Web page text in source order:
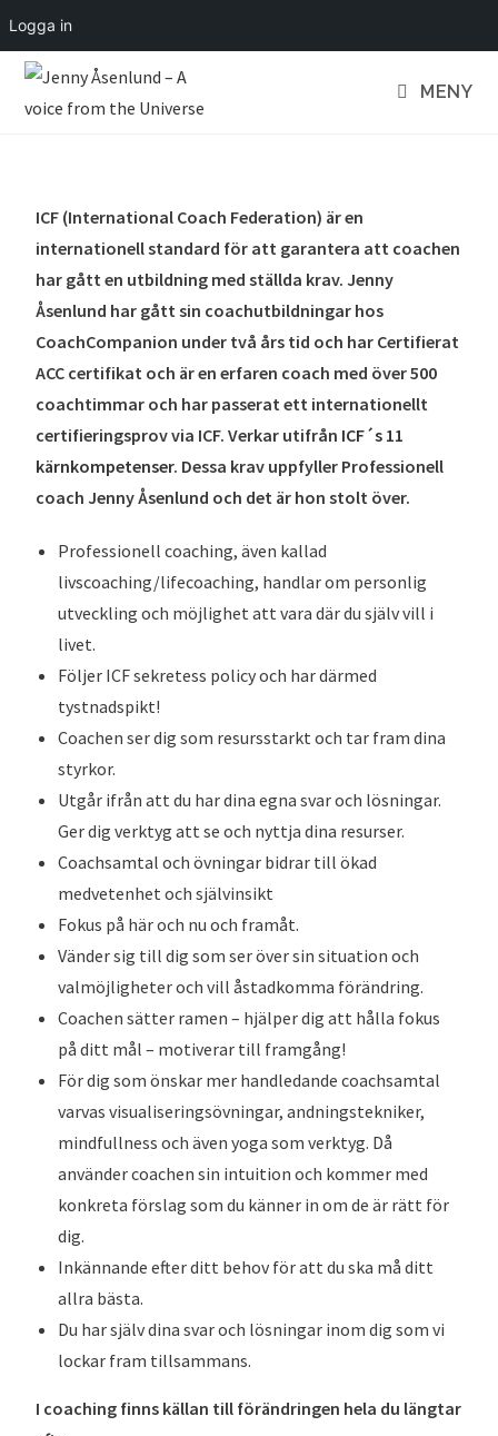
Logga in
MENY
ICF (International Coach Federation) är en
internationell standard för att garantera att coachen
har gått en utbildning med ställda krav. Jenny
Åsenlund har gått sin coachutbildningar hos
CoachCompanion under två års tid och har Certifierat
ACC certifikat och är en erfaren coach med över 500
coachtimmar och har passerat ett internationellt
certifieringsprov via ICF. Verkar utifrån ICF´s 11
kärnkompetenser. Dessa krav uppfyller Professionell
coach Jenny Åsenlund och det är hon stolt över.
Professionell coaching, även kallad
livscoaching/lifecoaching, handlar om personlig
utveckling och möjlighet att vara där du själv vill i
livet.
Följer ICF sekretess policy och har därmed
tystnadspikt!
Coachen ser dig som resursstarkt och tar fram dina
styrkor.
Utgår ifrån att du har dina egna svar och lösningar.
Ger dig verktyg att se och nyttja dina resurser.
Coachsamtal och övningar bidrar till ökad
medvetenhet och självinsikt
Fokus på här och nu och framåt.
Vänder sig till dig som ser över sin situation och
valmöjligheter och vill åstadkomma förändring.
Coachen sätter ramen – hjälper dig att hålla fokus
på ditt mål – motiverar till framgång!
För dig som önskar mer handledande coachsamtal
varvas visualiseringsövningar, andningstekniker,
mindfullness och även yoga som verktyg. Då
använder coachen sin intuition och kommer med
konkreta förslag som du känner in om de är rätt för
dig.
Inkännande efter ditt behov för att du ska må ditt
allra bästa.
Du har själv dina svar och lösningar inom dig som vi
lockar fram tillsammans.
I coaching finns källan till förändringen hela du längtar